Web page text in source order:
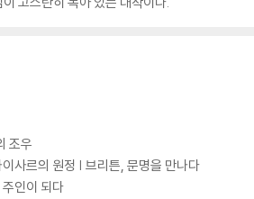
조우
사르의 원정 | 브리튼, 문명을 만나다
인이 되다